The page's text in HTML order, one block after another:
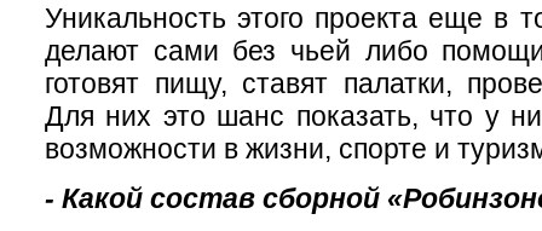
Уникальность этого проекта еще в
делают сами без чьей либо
готовят пищу, ставят палатки,
Для них это шанс показать, что у
возможности в жизни, спорте и
- Какой состав сборной